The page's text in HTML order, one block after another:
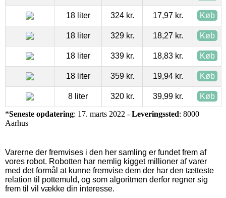
18 liter 324 kr. 17,97 kr. Køb
18 liter 329 kr. 18,27 kr. Køb
18 liter 339 kr. 18,83 kr. Køb
18 liter 359 kr. 19,94 kr. Køb
8 liter 320 kr. 39,99 kr. Køb
*Seneste opdatering: 17. marts 2022 - Leveringssted: 8000
Aarhus
Varerne der fremvises i den her samling er fundet frem af
vores robot. Robotten har nemlig kigget millioner af varer
med det formål at kunne fremvise dem der har den tætteste
relation til pottemuld, og som algoritmen derfor regner sig
frem til vil vække din interesse.